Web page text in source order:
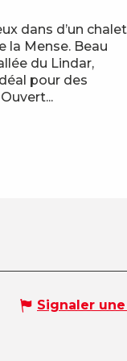
dans d’un chalet
la Mense. Beau
du Lindar,
pour des
Signaler